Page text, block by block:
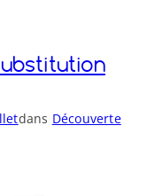
dans Découverte